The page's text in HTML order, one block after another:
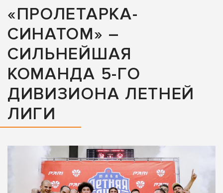
«ПРОЛЕТАРКА-
СИНАТОМ» –
СИЛЬНЕЙШАЯ
КОМАНДА 5-ГО
ДИВИЗИОНА ЛЕТНЕЙ
ЛИГИ